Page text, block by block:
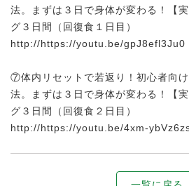
法。まずは３日で身体が変わる！【
グ３日間（回復食１日目）
http://https://youtu.be/gpJ8efl3Ju0
⑦体内リセットで若返り！初心者向
法。まずは３日で身体が変わる！【
グ３日間（回復食２日目）
http://https://youtu.be/4xm-